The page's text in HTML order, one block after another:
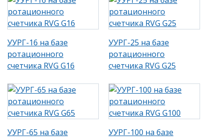
УУРГ-16 на базе
ротационного
счетчика RVG G16
УУРГ-25 на базе
ротационного
счетчика RVG G25
УУРГ-65 на базе
УУРГ-100 на базе